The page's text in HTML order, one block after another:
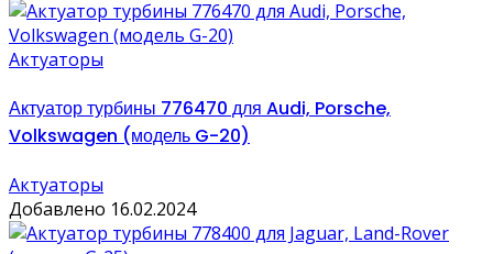
Актуаторы
Актуатор турбины 776470 для Audi, Porsche,
Volkswagen (модель G-20)
Актуаторы
Добавлено 16.02.2024